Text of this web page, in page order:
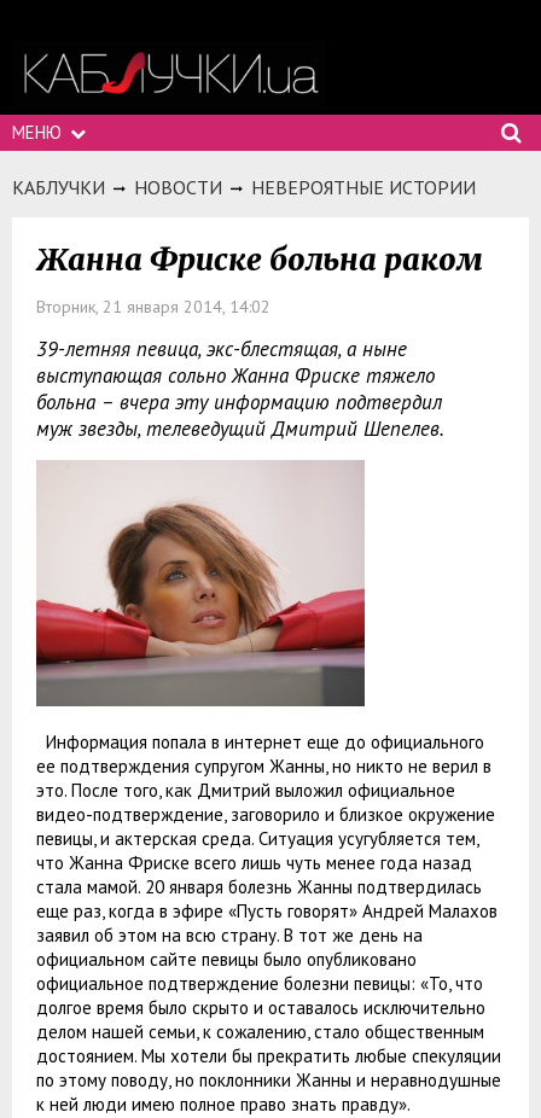
МЕНЮ
КАБЛУЧКИ НОВОСТИ НЕВЕРОЯТНЫЕ ИСТОРИИ
Жанна Фриске больна раком
Вторник, 21 января 2014, 14:02
39-летняя певица, экс-блестящая, а ныне
выступающая сольно Жанна Фриске тяжело
больна – вчера эту информацию подтвердил
муж звезды, телеведущий Дмитрий Шепелев.
Информация попала в интернет еще до официального
ее подтверждения супругом Жанны, но никто не верил в
это. После того, как Дмитрий выложил официальное
видео-подтверждение, заговорило и близкое окружение
певицы, и актерская среда. Ситуация усугубляется тем,
что Жанна Фриске всего лишь чуть менее года назад
стала мамой. 20 января болезнь Жанны подтвердилась
еще раз, когда в эфире «Пусть говорят» Андрей Малахов
заявил об этом на всю страну. В тот же день на
официальном сайте певицы было опубликовано
официальное подтверждение болезни певицы: «То, что
долгое время было скрыто и оставалось исключительно
делом нашей семьи, к сожалению, стало общественным
достоянием. Мы хотели бы прекратить любые спекуляции
по этому поводу, но поклонники Жанны и неравнодушные
к ней люди имею полное право знать правду».